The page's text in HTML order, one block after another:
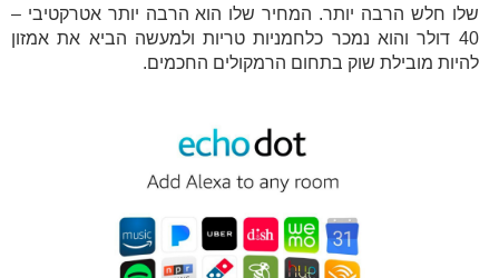
שלו חלש הרבה יותר. המחיר שלו הוא הרבה יותר אטרקטיבי –
40 דולר והוא נמכר כלחמניות טריות ולמעשה הביא את אמזון
להיות מובילת שוק בתחום הרמקולים החכמים.